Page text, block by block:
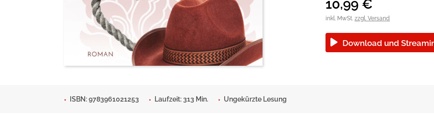
Zum Titel
Indigo Wild - Folge 1
Zum Titel
10,99 €
inkl. MwSt. zzgl. Versand
Download und
ISBN: 9783961021253 Laufzeit: 313 Min. Ungekürzte Lesung